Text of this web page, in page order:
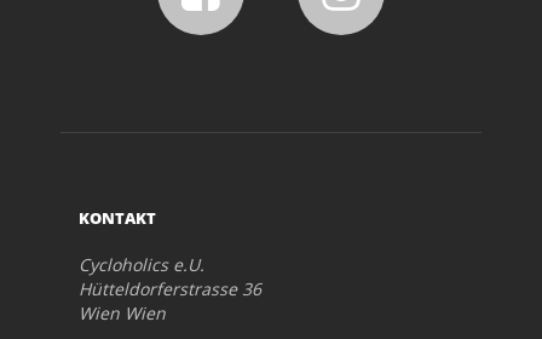
KONTAKT
Cycloholics e.U.
Hütteldorferstrasse 36
Wien Wien